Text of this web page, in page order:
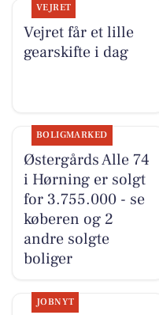
VEJRET
Vejret får et lille
gearskifte i dag
BOLIGMARKED
Østergårds Alle 74
i Hørning er solgt
for 3.755.000 - se
køberen og 2
andre solgte
boliger
JOBNYT